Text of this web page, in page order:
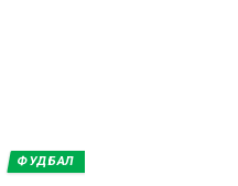
ФУДБАЛ